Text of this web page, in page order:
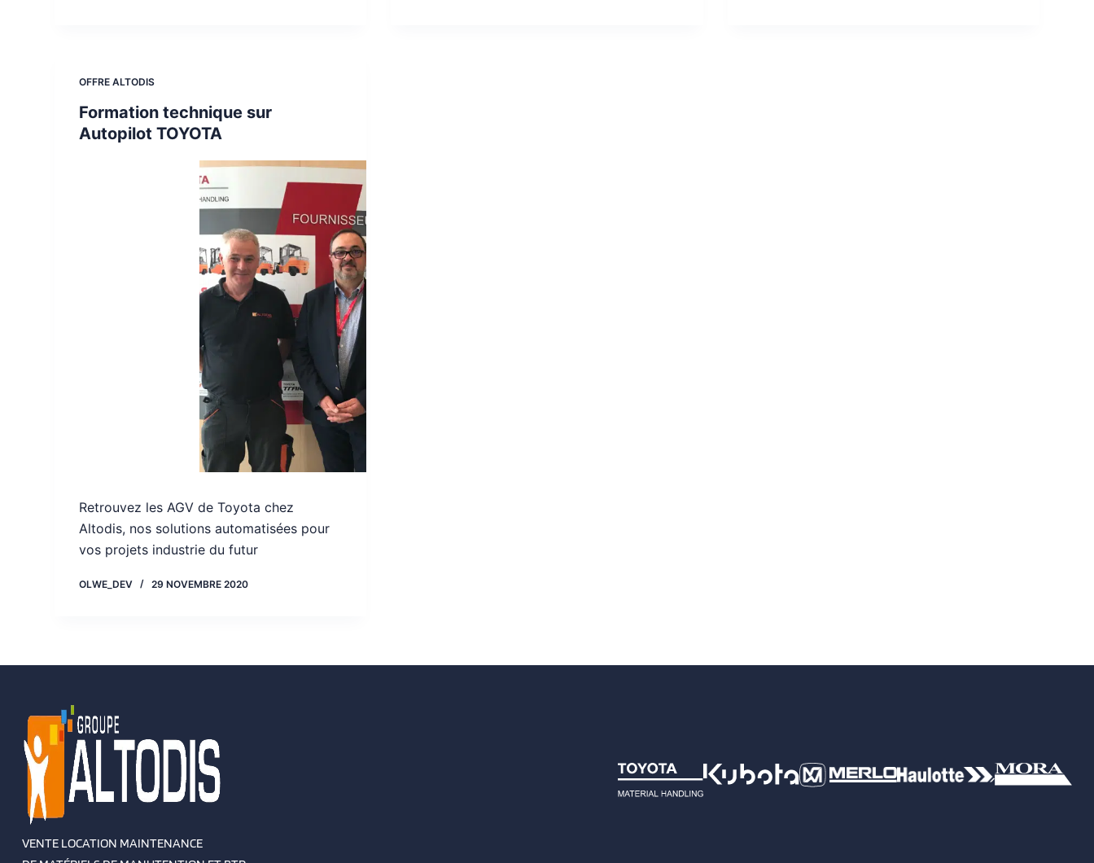
OFFRE ALTODIS
Formation technique sur
Autopilot TOYOTA
Retrouvez les AGV de Toyota chez
Altodis, nos solutions automatisées pour
vos projets industrie du futur
OLWE_DEV 29 NOVEMBRE 2020
VENTE LOCATION MAINTENANCE